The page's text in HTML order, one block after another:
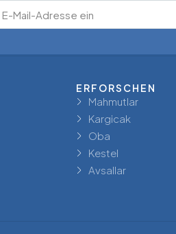
ERFORSCHEN
Mahmutlar
Kargicak
Oba
Kestel
Avsallar